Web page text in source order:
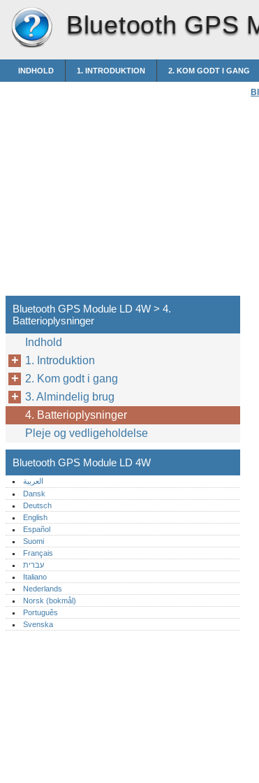
Bluetooth GPS
INDHOLD 1. INTRODUKTION 2. KOM GODT I GANG
Bluetooth GPS Module LD 4W > 4.
Batterioplysninger
Indhold
1. Introduktion
2. Kom godt i gang
3. Almindelig brug
4. Batterioplysninger
Pleje og vedligeholdelse
Bluetooth GPS Module LD 4W
العربية
Dansk
Deutsch
English
Español
Suomi
Français
עברית
Italiano
Nederlands
Norsk (bokmål)‎
Português‎
Svenska